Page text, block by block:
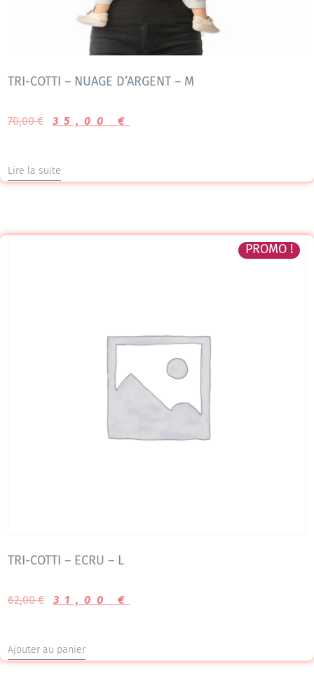
TRI-COTTI – NUAGE D’ARGENT – M
70,00€ 35,00 €
Lire la suite
PROMO !
TRI-COTTI – ECRU – L
62,00€ 31,00 €
Ajouter au panier